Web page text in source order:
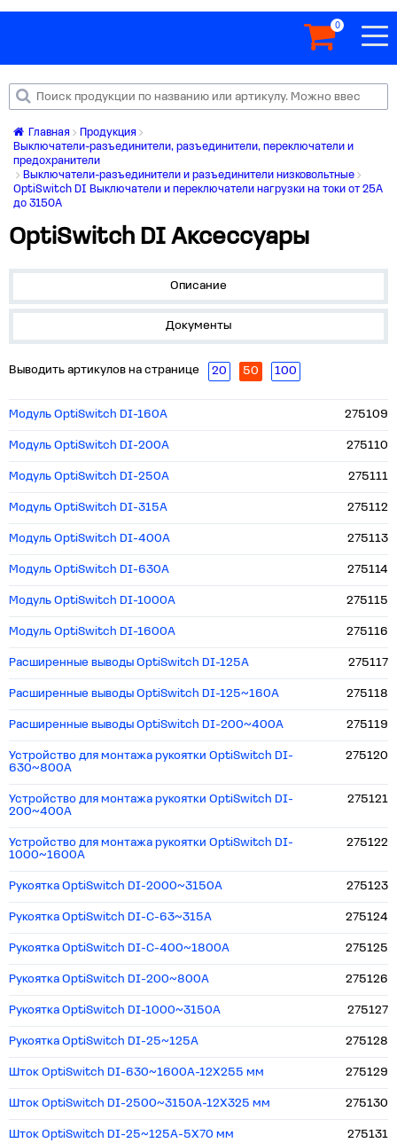
0
Главная
Продукция
Выключатели-разъединители, разъединители, переключатели и
предохранители
Выключатели-разъединители и разъединители низковольтные
OptiSwitch DI Выключатели и переключатели нагрузки на токи от 25А
до 3150А
OptiSwitch DI Аксессуары
Описание
Документы
Выводить артикулов на странице 20 50 100
Модуль OptiSwitch DI-160А 275109
Модуль OptiSwitch DI-200А 275110
Модуль OptiSwitch DI-250А 275111
Модуль OptiSwitch DI-315А 275112
Модуль OptiSwitch DI-400А 275113
Модуль OptiSwitch DI-630А 275114
Модуль OptiSwitch DI-1000А 275115
Модуль OptiSwitch DI-1600А 275116
Расширенные выводы OptiSwitch DI-125А 275117
Расширенные выводы OptiSwitch DI-125~160А 275118
Расширенные выводы OptiSwitch DI-200~400А 275119
Устройство для монтажа рукоятки OptiSwitch DI-
630~800А
275120
Устройство для монтажа рукоятки OptiSwitch DI-
200~400А
275121
Устройство для монтажа рукоятки OptiSwitch DI-
1000~1600А
275122
Рукоятка OptiSwitch DI-2000~3150А 275123
Рукоятка OptiSwitch DI-C-63~315А 275124
Рукоятка OptiSwitch DI-C-400~1800А 275125
Рукоятка OptiSwitch DI-200~800А 275126
Рукоятка OptiSwitch DI-1000~3150А 275127
Рукоятка OptiSwitch DI-25~125А 275128
Шток OptiSwitch DI-630~1600A-12X255 мм 275129
Шток OptiSwitch DI-2500~3150A-12X325 мм 275130
Шток OptiSwitch DI-25~125A-5X70 мм 275131